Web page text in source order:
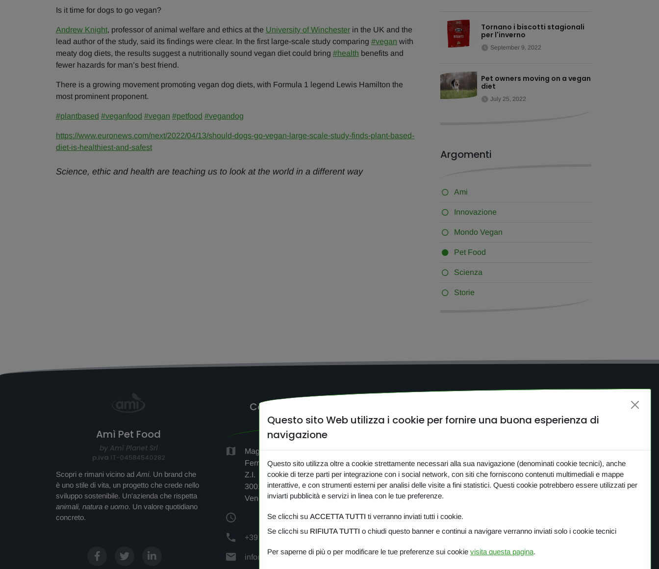
Is it time for dogs to go vegan?
Andrew Knight, professor of animal welfare and ethics at the University of Winchester in the UK and the
lead author of the study, said its findings were clear. In the first large-scale study comparing #vegan with
meaty dog diets, the results suggest a nutritionally sound vegan diet could bring #health benefits and
fewer hazards for man’s best friend.
There is a growing movement promoting vegan dog diets, with Formula 1 legend Lewis Hamilton the
most prominent proponent.
#plantbased #veganfood #vegan #petfood #vegandog
https://www.euronews.com/next/2022/04/13/should-dogs-go-vegan-large-scale-study-finds-plant-based-
diet-is-healthiest-and-safest
Science, ethic and health are teaching us to look at the world in a different way
Tornano i biscotti stagionali
per l'inverno
September 9, 2022
Pet owners moving on a vegan
diet
July 25, 2022
Argomenti
Ami
Innovazione
Mondo Vegan
Pet Food
Scienza
Storie
Amì Pet Food
by Amì Planet Srl
p.iva IT-04584540282
Scopri e rimani vicino ad Ami. Un brand che
è uno stile di vita, un progetto che crede nello
sviluppo sostenibile. Un'azienda che rispetta
animali, natura e uomo. Un valore quotidiano
concreto.
Come raggiungerci
Magazzino c/o Logistica F.lli
Ferrara, Via Antonio Vivaldi 1-3-5,
Z.I.
30010 Cantarana di Cona
Venezia (VE)
+39 349 383 24 72
info@amipetfood.com
HOME
CERCA
CONTATTI
PRIVACY
PANORAMICA
One Planet
Questo sito Web utilizza i cookie per fornire una buona esperienza di
navigazione
Questo sito utilizza oltre a cookie strettamente necessari alla sua navigazione (denominati cookie tecnici), anche
cookie di terze parti per integrazione con i social network, con siti che forniscono contenuti multimediali e mappe
interattive, e con strumenti esterni per analisi delle visite a fini statistici. Questi cookie potrebbero essere utilizzati per
inviarti pubblicità e servizi in linea con le tue preferenze.
Se clicchi su ACCETTA TUTTI ti verranno inviati tutti i cookie.
Se clicchi su RIFIUTA TUTTI o chiudi questo banner e continui a navigare verranno inviati solo i cookie tecnici
Per saperne di più o per modificare le tue preferenze sui cookie visita questa pagina.